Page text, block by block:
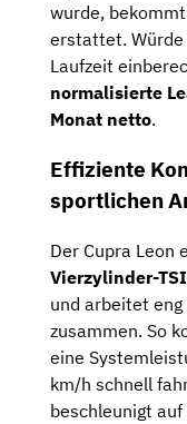
wurde,
erstattet. Würde
Laufzeit
normalisierte
Monat netto.
Effiziente
sportlichen
Der Cupra Leon
Vierzylinder-
und arbeitet
zusammen. So
eine
km/h schnell
beschleunigt